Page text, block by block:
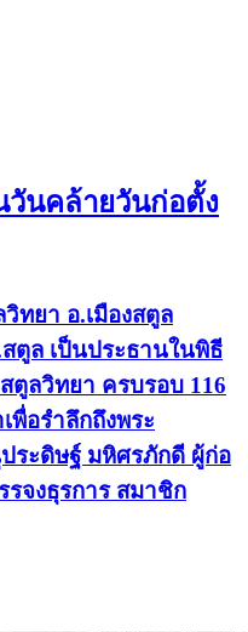
วันคล้ายวันก่อตั้ง
ทยา อ.เมืองสตูล
ตูล เป็นประธานในพิธี
ตูลวิทยา ครบรอบ 116
พื่อรำลึกถึงพระ
ะดิษฐ์ มหิศรภักดี ผู้ก่อ
รจงธุรการ สมาชิก